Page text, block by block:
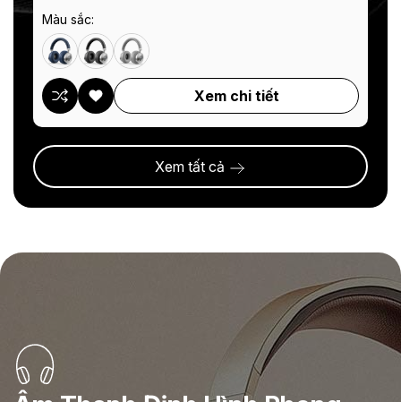
Màu sắc:
Xem chi tiết
Xem tất cả